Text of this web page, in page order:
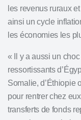
les revenus ruraux
ainsi uncycle
les économies les
« Il y a aussi un
ressortissants
Somalie, d’Éthiopie
pour rentrer chez
transferts de fonds